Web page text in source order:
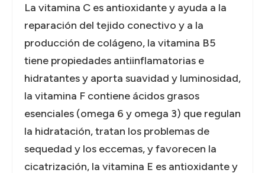
La vitamina C es antioxidante y ayuda a la
reparación del tejido conectivo y a la
producción de colágeno, la vitamina B5
tiene propiedades antiinflamatorias e
hidratantes y aporta suavidad y luminosidad,
la vitamina F contiene ácidos grasos
esenciales (omega 6 y omega 3) que regulan
la hidratación, tratan los problemas de
sequedad y los eccemas, y favorecen la
cicatrización, la vitamina E es antioxidante y